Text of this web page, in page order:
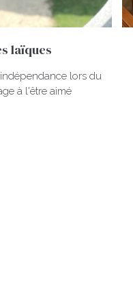
laïques
lors du
à l'être aimé